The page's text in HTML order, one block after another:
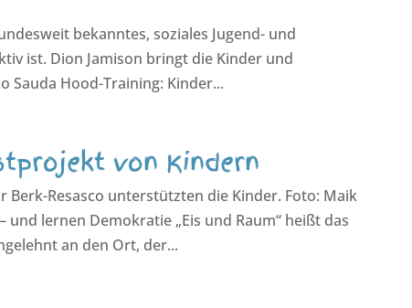
bekanntes, soziales Jugend- und
ist. Dion Jamison bringt die Kinder und
Sauda Hood-Training: Kinder...
von Kindern
Berk-Resasco unterstützten die Kinder. Foto: Maik
lernen Demokratie „Eis und Raum“ heißt das
an den Ort, der...